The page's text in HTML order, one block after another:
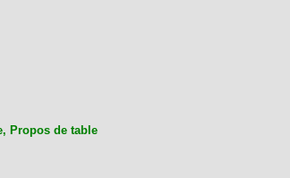
Propos de table